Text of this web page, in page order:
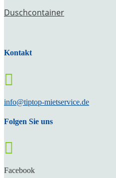
Duschcontainer
Kontakt

info@tiptop-mietservice.de
Folgen Sie uns

Facebook